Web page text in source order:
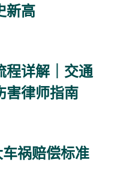
新高
程详解｜交通
害律师指南
车祸赔偿标准